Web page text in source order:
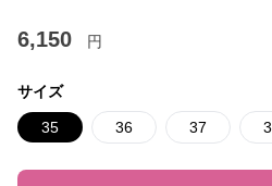
6,150 円
サイズ
35 36 37